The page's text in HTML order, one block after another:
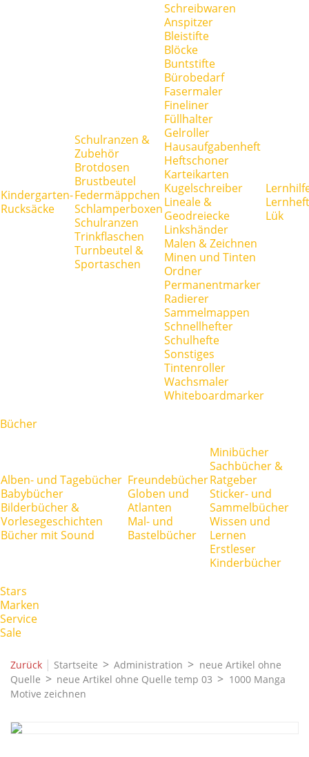
Kindergarten-
Rucksäcke
Schulranzen &
Zubehör
Brotdosen
Brustbeutel
Federmäppchen
Schlamperboxen
Schulranzen
Trinkflaschen
Turnbeutel &
Sportaschen
Schreibwaren
Anspitzer
Bleistifte
Blöcke
Buntstifte
Bürobedarf
Fasermaler
Fineliner
Füllhalter
Gelroller
Hausaufgabenheft
Heftschoner
Karteikarten
Kugelschreiber
Lineale &
Geodreiecke
Linkshänder
Malen & Zeichnen
Minen und Tinten
Ordner
Permanentmarker
Radierer
Sammelmappen
Schnellhefter
Schulhefte
Sonstiges
Tintenroller
Wachsmaler
Whiteboardmarker
Lük
Bücher
Alben- und Tagebücher
Babybücher
Bilderbücher &
Vorlesegeschichten
Bücher mit Sound
Freundebücher
Globen und
Atlanten
Mal- und
Bastelbücher
Minibücher
Sachbücher &
Ratgeber
Sticker- und
Sammelbücher
Wissen und
Lernen
Erstleser
Kinderbücher
Stars
Marken
Service
Sale
Zurück | Startseite Administration
neue Artikel ohne
Quelle
neue Artikel ohne Quelle temp 03
1000 Manga
Motive zeichnen